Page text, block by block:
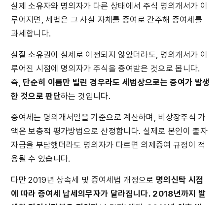
실제 소유자와 명의자가 다른 상태에서 주식 명의개서가 이
루어지면, 세법은 그 사실 자체를 증여로 간주해 증여세를
과세합니다.
실질 소유권이 실제로 이전되지 않았더라도, 명의개서가 이
루어진 시점에 명의자가 주식을 증여받은 것으로 봅니다.
즉, 단순히 이름만 빌린 경우라도 세법상으로는 증여가 발생
한 것으로 판단하는 것입니다.
증여세는 명의개서일을 기준으로 계산하며, 비상장주식 가
액은 보충적 평가방법으로 산정합니다. 실제로 본인이 출자
자금을 부담했더라도 명의자가 다르면 의제증여 규정이 적
용될 수 있습니다.
다만 2019년 상속세 및 증여세법 개정으로 명의신탁 시점
에 따라 증여세 납세의무자가 달라집니다. 2018년까지 발